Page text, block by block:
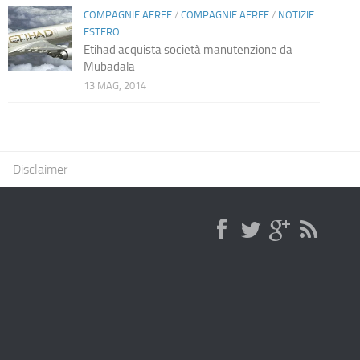
COMPAGNIE AEREE/ COMPAGNIE AEREE/ NOTIZIE
ESTERO
Etihad acquista società manutenzione da
Mubadala
13 MAG, 2014
Disclaimer